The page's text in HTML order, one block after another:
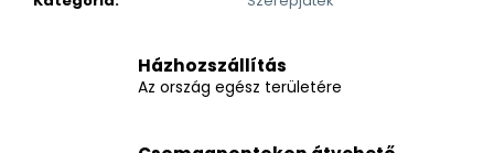
Házhozszállítás
Az ország egész területére